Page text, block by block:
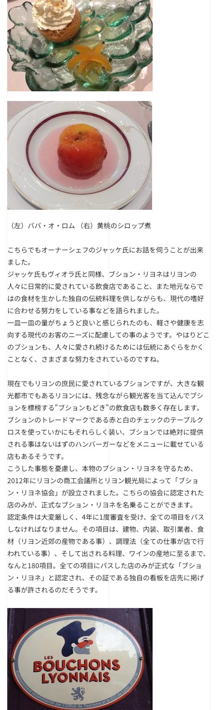
（左）ババ・オ・ロム （右）黄桃のシロップ煮
こちらでもオーナーシェフのジャッケ氏にお話を伺うことが出来
ました。
ジャッケ氏もヴィオラ氏と同様、ブション・リヨネはリヨンの
人々に日常的に愛されている飲食店であること、また地元ならで
はの食材を生かした独自の伝統料理を供しながらも、現代の嗜好
に合わせる努力をしている事などを語られました。
一皿一皿の量がちょうど良いと感じられたのも、軽さや健康を志
向する現代のお客のニーズに配慮しての事のようです。やはりどこ
のブションも、人々に愛され続けるためには伝統にあぐらをかく
ことなく、さまざまな努力をされているのですね。
現在でもリヨンの庶民に愛されているブションですが、大きな観
光都市でもあるリヨンには、残念ながら観光客を当て込んでブシ
ョンを標榜する"ブションもどき"の飲食店も数多く存在します。
ブションのトレードマークである赤と白のチェックのテーブルク
ロスを使っていかにもそれらしく装い、ブションでは絶対に提供
される事はないはずのハンバーガーなどをメニューに載せている
店もあるそうです。
こうした事態を憂慮し、本物のブション・リヨネを守るため、
2012年にリヨンの商工会議所とリヨン観光局によって「ブショ
ン・リヨネ協会」が設立されました。こちらの協会に認定された
店のみが、正式なブション・リヨネを名乗ることができます。
認定条件は大変厳しく、4年に1度審査を受け、全ての項目をパス
しなければなりません。その項目は、建物、内装、取引業者、食
材（リヨン近郊の産物である事）、調理法（全ての仕事が店で行
われている事）、そして出される料理、ワインの産地に至るまで、
なんと180項目。全ての項目にパスした店のみが正式な「ブショ
ン・リヨネ」と認定され、その証である独自の看板を店先に掲げ
る事が許されるのだそうです。